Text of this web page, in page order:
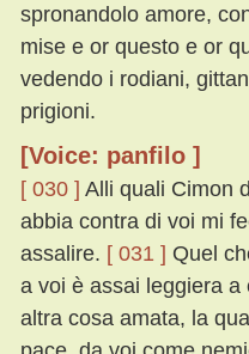
spronandolo amore,
mise e or questo e or
vedendo i rodiani,
prigioni.
[Voice: panfilo ]
[ 030 ] Alli quali Cimon
abbia contra di voi mi
assalire. [ 031 ] Quel
a voi è assai leggiera
altra cosa amata, la